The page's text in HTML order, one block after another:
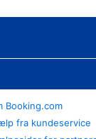
Booking.com
fra kundeservice